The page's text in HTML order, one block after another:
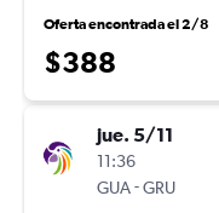
Oferta encontrada el 2/8
$388
jue. 5/11
11:36
GUA-GRU